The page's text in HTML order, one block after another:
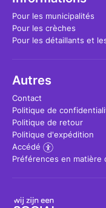
Pour les municipalités
Pour les crèches
Pour les détaillants et
Autres
Contact
Politique de
Politique de retour
Politique d'expédition
Accédé
Préférences en matière